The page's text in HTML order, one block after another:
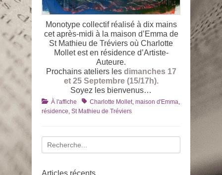
Monotype collectif réalisé à dix mains
cet après-midi à la maison d’Emma de
St Mathieu de Tréviers où Charlotte
Mollet est en résidence d’Artiste-
Auteure.
Prochains ateliers les dimanches 17
et 25 Septembre (15/17h).
Soyez les bienvenus…
Catégories
À l'affiche TagsCharlotte Mollet maison d'Emma
résidence St Mathieu de Tréviers
Recherche
pour
Articles récents